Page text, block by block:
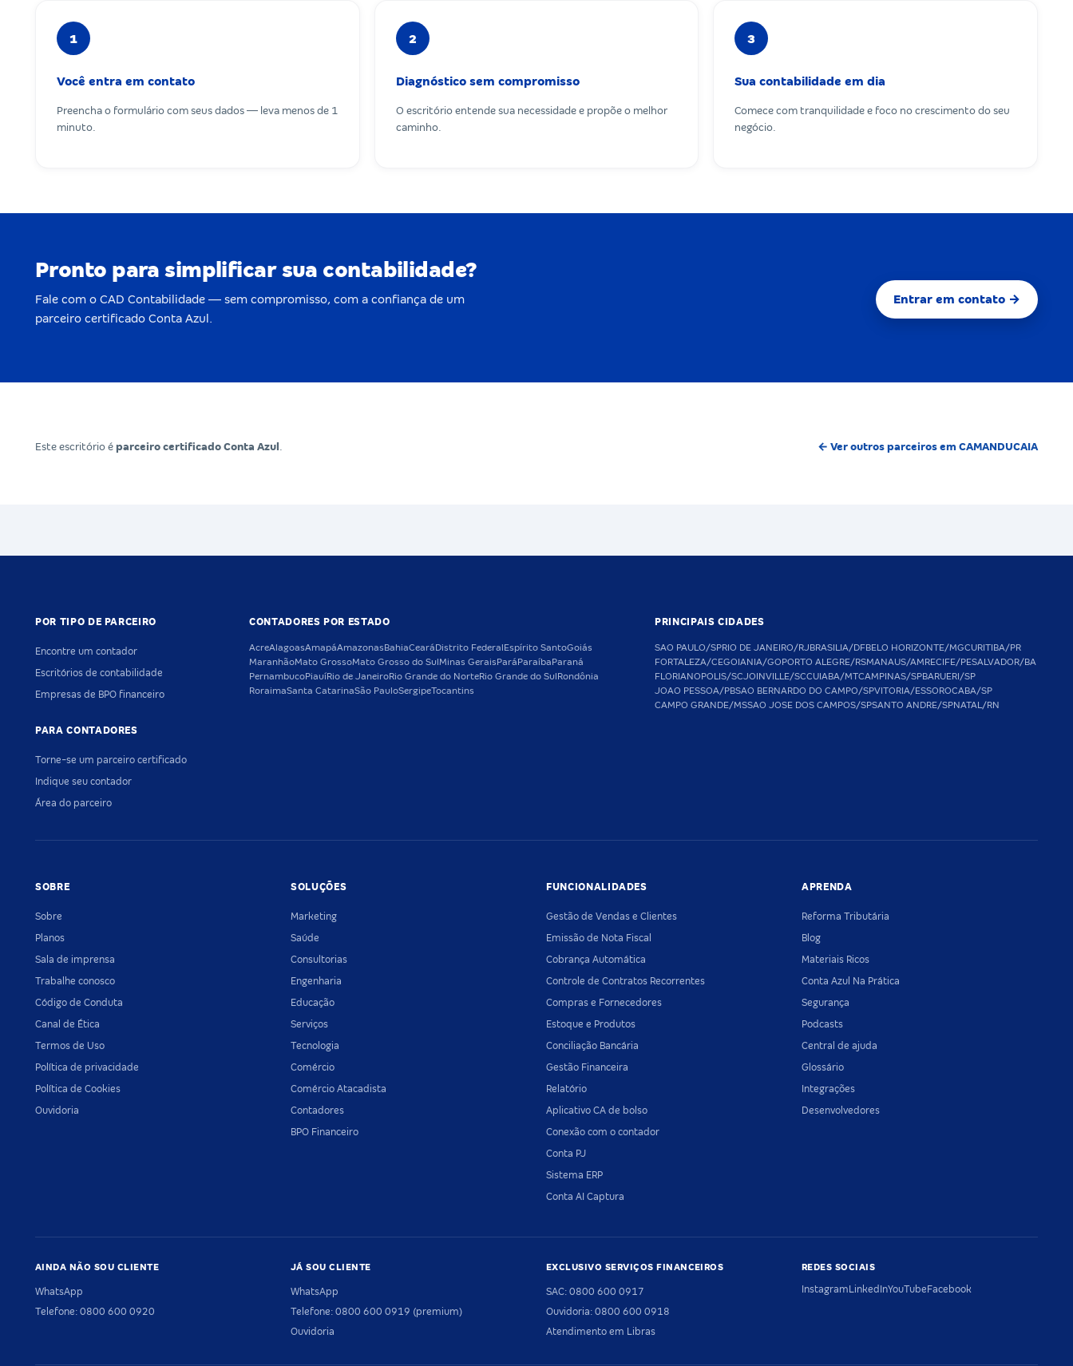
1
Você entra em contato
Preencha o formulário com seus dados — leva menos de 1
minuto.
2
Diagnóstico sem compromisso
O escritório entende sua necessidade e propõe o melhor
caminho.
3
Sua contabilidade em dia
Comece com tranquilidade e foco no crescimento do seu
negócio.
Pronto para simplificar sua contabilidade?
Fale com o CAD Contabilidade — sem compromisso, com a confiança de um
parceiro certificado Conta Azul.
Entrar em contato →
Este escritório é parceiro certificado Conta Azul . ← Ver outros parceiros em CAMANDUCAIA
POR TIPO DE PARCEIRO
Encontre um contador
Escritórios de contabilidade
Empresas de BPO financeiro
PARA CONTADORES
Torne-se um parceiro certificado
Indique seu contador
Área do parceiro
CONTADORES POR ESTADO
AcreAlagoasAmapáAmazonasBahiaCearáDistrito FederalEspírito SantoGoiás
MaranhãoMato GrossoMato Grosso do SulMinas GeraisParáParaíbaParaná
PernambucoPiauíRio de JaneiroRio Grande do NorteRio Grande do SulRondônia
RoraimaSanta CatarinaSão PauloSergipeTocantins
PRINCIPAIS CIDADES
SAO PAULO/SPRIO DE JANEIRO/RJBRASILIA/DFBELO HORIZONTE/MGCURITIBA/PR
FORTALEZA/CEGOIANIA/GOPORTO ALEGRE/RSMANAUS/AMRECIFE/PESALVADOR/BA
FLORIANOPOLIS/SCJOINVILLE/SCCUIABA/MTCAMPINAS/SPBARUERI/SP
JOAO PESSOA/PBSAO BERNARDO DO CAMPO/SPVITORIA/ESSOROCABA/SP
CAMPO GRANDE/MSSAO JOSE DOS CAMPOS/SPSANTO ANDRE/SPNATAL/RN
SOBRE
Sobre
Planos
Sala de imprensa
Trabalhe conosco
Código de Conduta
Canal de Ética
Termos de Uso
Política de privacidade
Política de Cookies
Ouvidoria
SOLUÇÕES
Marketing
Saúde
Consultorias
Engenharia
Educação
Serviços
Tecnologia
Comércio
Comércio Atacadista
Contadores
BPO Financeiro
FUNCIONALIDADES
Gestão de Vendas e Clientes
Emissão de Nota Fiscal
Cobrança Automática
Controle de Contratos Recorrentes
Compras e Fornecedores
Estoque e Produtos
Conciliação Bancária
Gestão Financeira
Relatório
Aplicativo CA de bolso
Conexão com o contador
Conta PJ
Sistema ERP
Conta AI Captura
APRENDA
Reforma Tributária
Blog
Materiais Ricos
Conta Azul Na Prática
Segurança
Podcasts
Central de ajuda
Glossário
Integrações
Desenvolvedores
AINDA NÃO SOU CLIENTE
WhatsApp
Telefone: 0800 600 0920
JÁ SOU CLIENTE
WhatsApp
Telefone: 0800 600 0919 (premium)
Ouvidoria
EXCLUSIVO SERVIÇOS FINANCEIROS
SAC: 0800 600 0917
Ouvidoria: 0800 600 0918
Atendimento em Libras
REDES SOCIAIS
InstagramLinkedInYouTubeFacebook